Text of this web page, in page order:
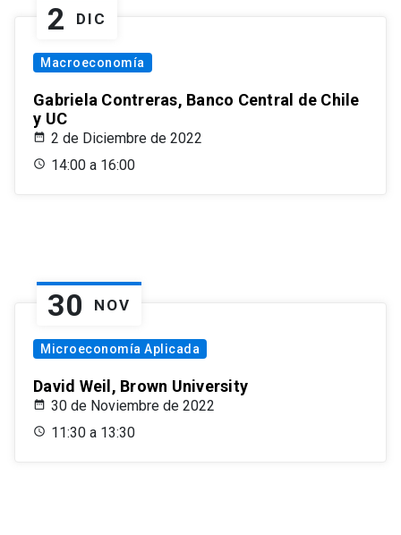
2 DIC
Macroeconomía
Gabriela Contreras, Banco Central de Chile
y UC
2 de Diciembre de 2022
14:00 a 16:00
30 NOV
Microeconomía Aplicada
David Weil, Brown University
30 de Noviembre de 2022
11:30 a 13:30